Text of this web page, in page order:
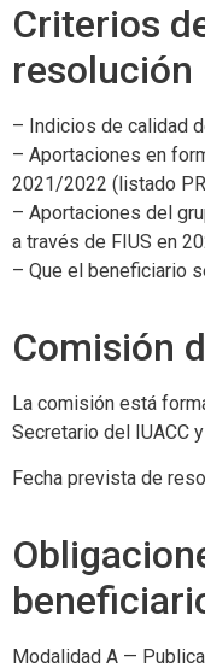
Criterios
resolución
– Indicios de calidad
– Aportaciones en
2021/2022 (listado
– Aportaciones del
a través de FIUS en
– Que el beneficiario
Comisión
La comisión está
Secretario del IUACC
Fecha prevista de
Modalidad A —